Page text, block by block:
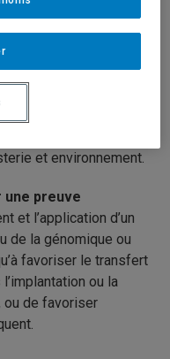
Génome Québecet
– Nature et
forces pour lancer le
et environnement.
une preuve
et l’application d’un
de la génomique ou
favoriser le transfert
ou la
ou de favoriser